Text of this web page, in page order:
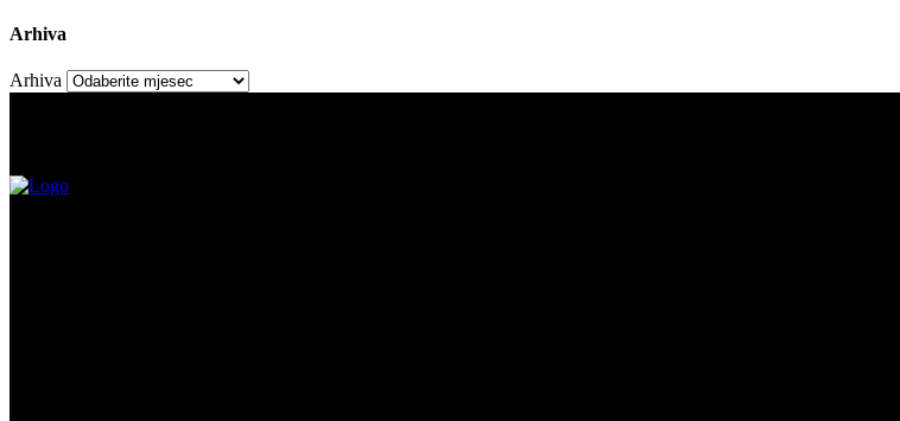
Arhiva
Arhiva